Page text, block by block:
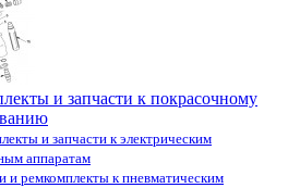
и запчасти к покрасочному
и запчасти к электрическим
аппаратам
и ремкомплекты к пневматическим